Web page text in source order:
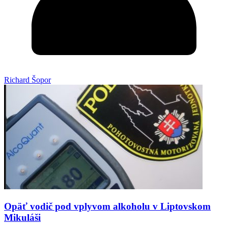
Richard Šopor
Opäť vodič pod vplyvom alkoholu v Liptovskom
Mikuláši